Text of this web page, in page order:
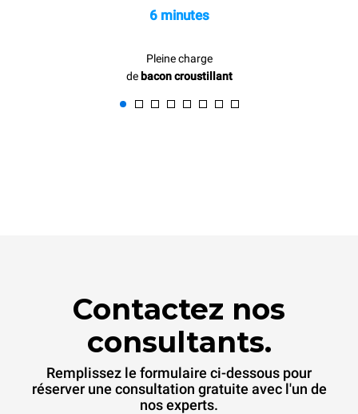
6 minutes
Pleine charge
de bacon croustillant
Contactez nos
consultants.
Remplissez le formulaire ci-dessous pour
réserver une consultation gratuite avec l'un de
nos experts.